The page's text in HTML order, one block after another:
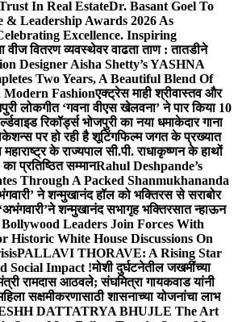
In Real EstateDr. Basant Goel To
& Leadership Awards 2026 As
Excellence. Inspiring
वीज वितरण व्यवस्थेवर वाढता ताण : तातडीने
Designer Aisha Shetty’s YASHNA
Two Years, A Beautiful Blend Of
Fashionएक्ट्रेस माही श्रीवास्तव और
लोकगीत ‘गवना वीएस खेलवना’ ने पार किया 10
रिकॉर्ड्स भोजपुरी का नया धमाकेदार गाना
पर हो रही है शूटिंगफिल्म जगत के प्रख्यात
के राज्यपाल सी.पी. राधाकृष्णन के हाथों
प्रतिष्ठित सम्मानRahul Deshpande’s
Through A Packed Shanmukhananda
ने शन्मुखानंद हॉल को भक्तिरस से सराबोर
शन्मुखानंद सभागृह भक्तिरसात न्हाऊन
Leaders Join Forces With
Historic White House Discussions On
PALLAVI THORAVE: A Rising Star
Social Impact !मोशी दुर्घटनेतील जखमींच्या
रामदास आठवले; संघमित्रा गायकवाड यांनी
सक्षमीकरणासाठी शासनाच्या योजनांचा लाभ
DATTATRYA BHUJLE The Art